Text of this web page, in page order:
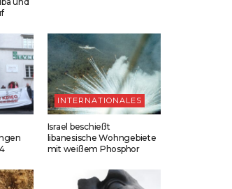
INTERNATIONALES
Israel beschießt
libanesische Wohngebiete
mit weißem Phosphor